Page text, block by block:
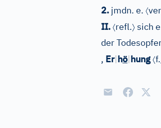
2. jmdn. e. 〈
II.〈refl.〉sich
der
, Er|hö|hung〈f.